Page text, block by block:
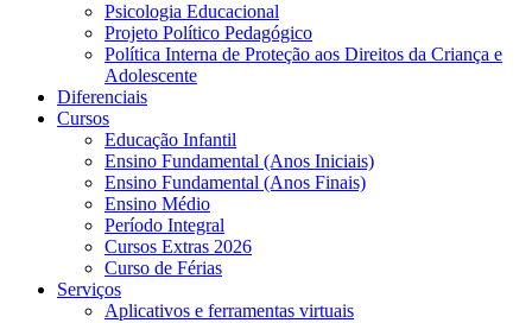
Psicologia Educacional
Projeto Político Pedagógico
Política Interna de Proteção aos Direitos da Criança e
Adolescente
Diferenciais
Cursos
Educação Infantil
Ensino Fundamental (Anos Iniciais)
Ensino Fundamental (Anos Finais)
Ensino Médio
Período Integral
Cursos Extras 2026
Curso de Férias
Serviços
Aplicativos e ferramentas virtuais